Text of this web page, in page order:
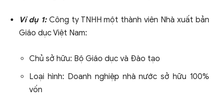
Ví dụ 1:Công ty TNHH một thành viên Nhà xuất bản
Giáo dục Việt Nam:
Chủ sở hữu: Bộ Giáo dục và Đào tạo
Loại hình: Doanh nghiệp nhà nước sở hữu 100%
vốn